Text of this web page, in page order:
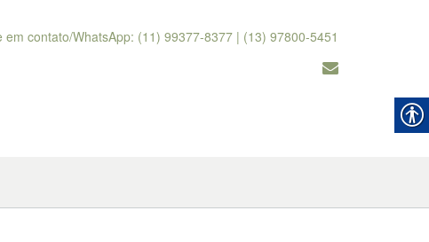
em contato/WhatsApp: (11) 99377-8377 | (13) 97800-5451